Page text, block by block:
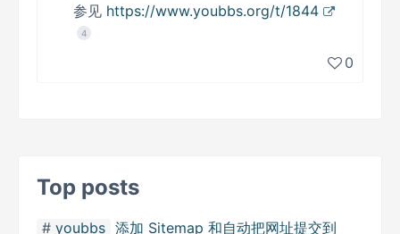
参见 https://www.youbbs.org/t/1844
4
0
Top posts
youbbs 添加 Sitemap 和自动把网址提交到